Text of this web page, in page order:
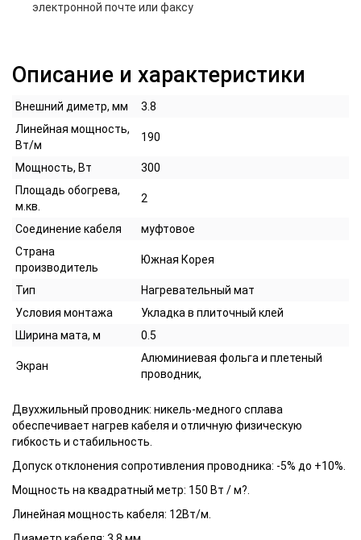
электронной почте или факсу
Описание и характеристики
Внешний диметр, мм
3.8
Линейная мощность,
Вт/м
190
Мощность, Вт
300
Площадь обогрева,
м.кв.
2
Соединение кабеля
муфтовое
Страна
производитель
Южная Корея
Тип
Нагревательный мат
Условия монтажа
Укладка в плиточный клей
Ширина мата, м
0.5
Экран
Алюминиевая фольга и плетеный
проводник,
Двухжильный проводник: никель-медного сплава
обеспечивает нагрев кабеля и отличную физическую
гибкость и стабильность.
Допуск отклонения сопротивления проводника: -5% до +10%.
Мощность на квадратный метр: 150 Вт / м?.
Линейная мощность кабеля: 12Вт/м.